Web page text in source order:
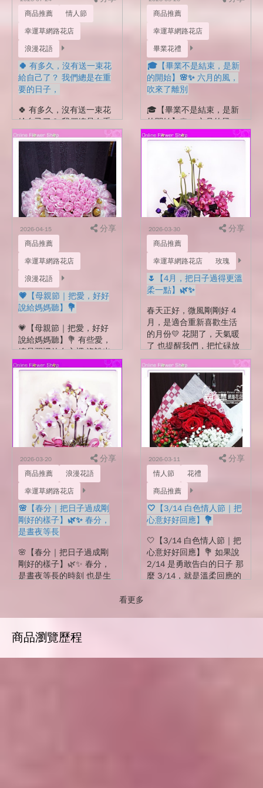
商品推薦
情人節
幸運草網路花店
浪漫花語
🍀 有多久，沒有送一束花
給自己了？ 我們總是在重
要的日子，
🍀 有多久，沒有送一束花
給自己了？ 我們總是在重
要的日子，為別人準備驚
喜。 生日、紀念日、畢
業、開幕…… 卻很少因為
一句「今天辛苦了。」而
送自己一束花。 其實...
商品推薦
幸運草網路花店
畢業花禮
🎓【畢業不是結束，是新
的開始】🌸✨ 六月的風，
吹來了離別
🎓【畢業不是結束，是新
的開始】🌸✨ 六月的風，
吹來了離別，也吹來了新
的期待🍃 那些一起熬夜、
一起笑鬧的日子 都將變成
青春裡最珍貴的回憶💛 畢
業，不只是說再見 更是帶
著勇氣，走向下一段旅程...
2026-04-15 分享
商品推薦
幸運草網路花店
浪漫花語
💗【母親節｜把愛，好好
說給媽媽聽】💐
💗【母親節｜把愛，好好
說給媽媽聽】💐 有些愛，
總是習慣放在心裡 沒說出
口，卻一直都在🌷 這一
一樣的溫柔 一束花，不只
是禮物 是謝謝她的付出、
陪伴與不求回報💛 ...
2026-03-30 分享
商品推薦
幸運草網路花店
玫瑰
🌷【4月，把日子過得更溫
柔一點】🌿✨
春天正好，微風剛剛好 4
月，是適合重新喜歡生活
的月份💛 花開了，天氣暖
了 也提醒我們，把忙碌放
慢一點 好好感受日常的美
好🌸 不論是為生活添點色
彩 還是拜拜祈福、整理心
情 一束花，都是最剛...
2026-03-20 分享
商品推薦
浪漫花語
幸運草網路花店
🌸【春分｜把日子過成剛
剛好的樣子】🌿✨ 春分，
是晝夜等長
🌸【春分｜把日子過成剛
剛好的樣子】🌿✨ 春分，
是晝夜等長的時刻 也是生
儀式...
2026-03-11 分享
情人節
花禮
商品推薦
🤍【3/14 白色情人節｜把
心意好好回應】💐
🤍【3/14 白色情人節｜把
心意好好回應】💐 如果說
2/14 是勇敢告白的日子 那
麼 3/14，就是溫柔回應的
看更多
商品瀏覽歷程